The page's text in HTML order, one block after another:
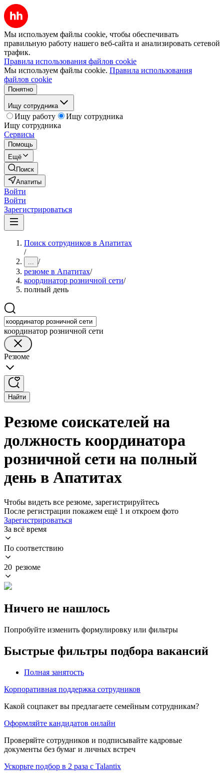
Мы используем файлы cookie, чтобы обеспечивать
правильную работу нашего веб-сайта и анализировать сетевой
трафик.
Правила использования файлов cookie
Мы используем файлы cookie. Правила использования
файлов cookie
Понятно
Ищу сотрудника
Ищу работу
Ищу сотрудника
Ищу сотрудника
Сервисы
Помощь
Ещё
Поиск
Апатиты
Войти
Войти
Зарегистрироваться
Поиск сотрудников в Апатитах
/
... /
резюме в Апатитах/
координатор розничной сети/
полный день
координатор розничной сети
Резюме
Найти
Резюме соискателей на
должность координатора
розничной сети на полный
день в Апатитах
Чтобы видеть все резюме, зарегистрируйтесь
После регистрации покажем ещё 1 и откроем фото
Зарегистрироваться
За всё время
По соответствию
20 резюме
Ничего не нашлось
Попробуйте изменить формулировку или фильтры
Быстрые фильтры подбора вакансий
Полная занятость
Корпоративная поддержка сотрудников
Какой соцпакет вы предлагаете семейным сотрудникам?
Оформляйте кандидатов онлайн
Проверяйте сотрудников и подписывайте кадровые
документы без бумаг и личных встреч
Ускорьте подбор в 2 раза с Talantix